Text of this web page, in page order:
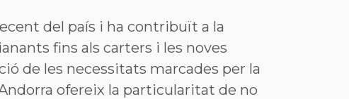
del país i ha contribuït a la
fins als carters i les noves
de les necessitats marcades per la
ofereix la particularitat de no